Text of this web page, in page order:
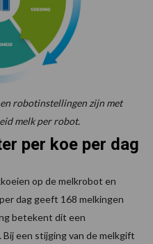
robotinstellingen zijn met
melk per robot.
per koe per dag
op de melkrobot en
dag geeft 168 melkingen
betekent dit een
een stijging van de melkgift